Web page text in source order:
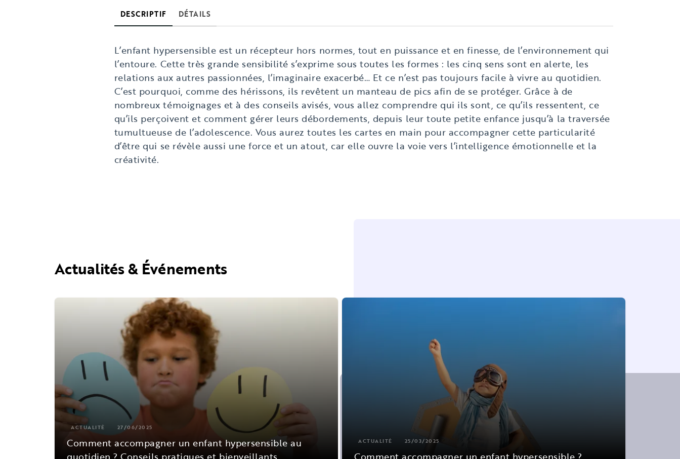
DESCRIPTIF DÉTAILS
L’enfant hypersensible est un récepteur hors normes, tout en puissance et en finesse, de l’environnement qui
l’entoure. Cette très grande sensibilité s’exprime sous toutes les formes : les cinq sens sont en alerte, les
relations aux autres passionnées, l’imaginaire exacerbé… Et ce n’est pas toujours facile à vivre au quotidien.
C’est pourquoi, comme des hérissons, ils revêtent un manteau de pics afin de se protéger. Grâce à de
nombreux témoignages et à des conseils avisés, vous allez comprendre qui ils sont, ce qu’ils ressentent, ce
qu’ils perçoivent et comment gérer leurs débordements, depuis leur toute petite enfance jusqu’à la traversée
tumultueuse de l’adolescence. Vous aurez toutes les cartes en main pour accompagner cette particularité
d’être qui se révèle aussi une force et un atout, car elle ouvre la voie vers l’intelligence émotionnelle et la
créativité.
Actualités & Événements
ACTUALITÉ 27/06/2025
Comment accompagner un enfant hypersensible au
ACTUALITÉ 25/03/2025